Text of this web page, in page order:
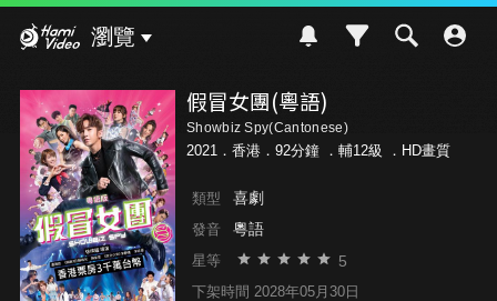
瀏覽
假冒女團(粵語)
Showbiz Spy(Cantonese)
2021．香港．92分鐘 ． 輔12級 ．HD畫質
類型 喜劇
發音 粵語
星等 5
下架時間 2028年05月30日